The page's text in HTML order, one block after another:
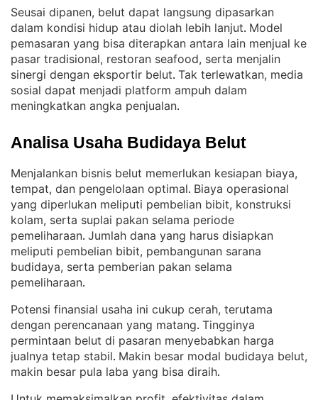
Seusai dipanen, belut dapat langsung dipasarkan
dalam kondisi hidup atau diolah lebih lanjut. Model
pemasaran yang bisa diterapkan antara lain menjual ke
pasar tradisional, restoran seafood, serta menjalin
sinergi dengan eksportir belut. Tak terlewatkan, media
sosial dapat menjadi platform ampuh dalam
meningkatkan angka penjualan.
Analisa Usaha Budidaya Belut
Menjalankan bisnis belut memerlukan kesiapan biaya,
tempat, dan pengelolaan optimal. Biaya operasional
yang diperlukan meliputi pembelian bibit, konstruksi
kolam, serta suplai pakan selama periode
pemeliharaan. Jumlah dana yang harus disiapkan
meliputi pembelian bibit, pembangunan sarana
budidaya, serta pemberian pakan selama
pemeliharaan.
Potensi finansial usaha ini cukup cerah, terutama
dengan perencanaan yang matang. Tingginya
permintaan belut di pasaran menyebabkan harga
jualnya tetap stabil. Makin besar modal budidaya belut,
makin besar pula laba yang bisa diraih.